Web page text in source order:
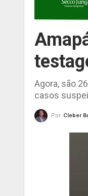
Agora, são
casos
Por Cleber